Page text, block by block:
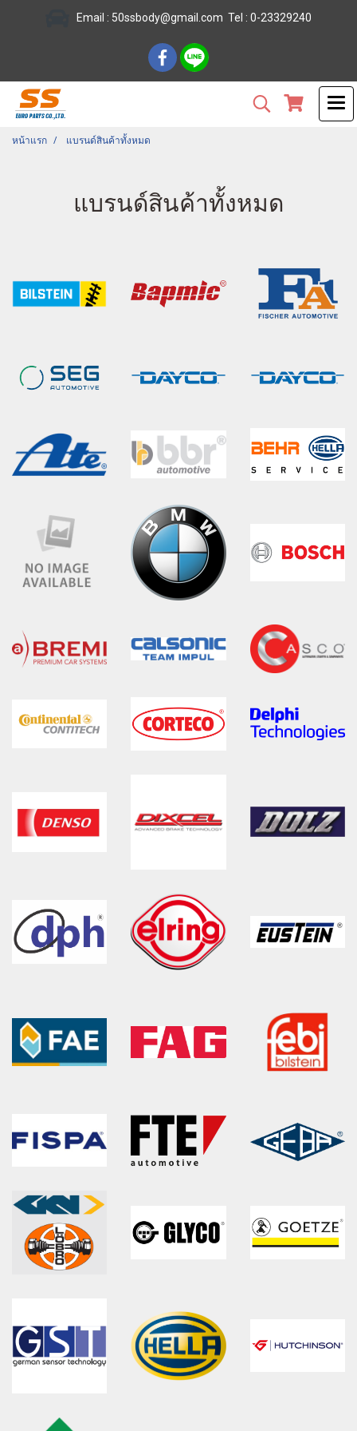
Email : 50ssbody@gmail.com Tel : 0-23329240
หน้าแรก แบรนด์สินค้าทั้งหมด
แบรนด์สินค้าทั้งหมด